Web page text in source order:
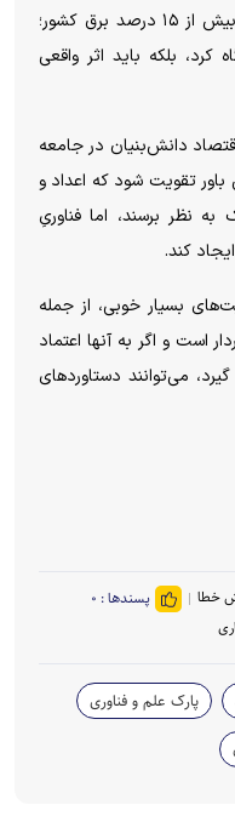
رقمی معادل ۱۲ نیروگاه اتمی بوشهر و بیش از ۱۵ درصد برق کشور؛
کرد، بلکه باید اثر واقعی
دانش‌بنیان در جامعه
تقویت شود که اعداد و
نظر برسند، اما فناوریِ
کند.
بسیار خوبی، از جمله
است و اگر به آنها اعتماد
می‌توانند دستاورد‌های
خطا پسندها : ۰
پارک علم و فناوری